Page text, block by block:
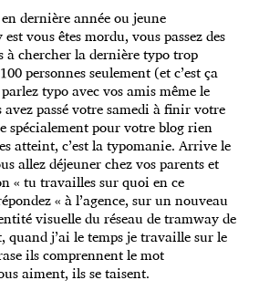
dernière année ou jeune
vous êtes mordu, vous passez des
à chercher la dernière typo trop
personnes seulement (et c’est ça
typo avec vos amis même le
passé votre samedi à finir votre
spécialement pour votre blog rien
atteint, c’est la typomanie. Arrive le
allez déjeuner chez vos parents et
« tu travailles sur quoi en ce
« à l’agence, sur un nouveau
visuelle du réseau de tramway de
quand j’ai le temps je travaille sur le
ils comprennent le mot
aiment, ils se taisent.